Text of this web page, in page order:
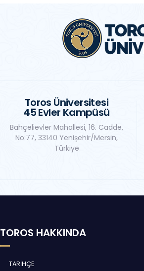
Toros Üniversitesi
45 Evler Kampüsü
Bahçelievler Mahallesi, 16. Cadde,
No:77, 33140 Yenişehir/Mersin,
Türkiye
TOROS HAKKINDA
TARİHÇE